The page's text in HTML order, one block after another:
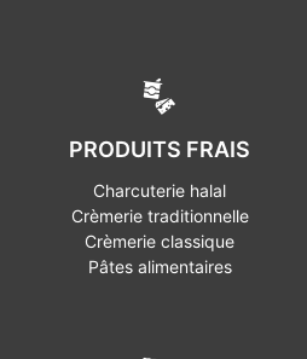
PRODUITS FRAIS
Charcuterie halal
Crèmerie traditionnelle
Crèmerie classique
Pâtes alimentaires